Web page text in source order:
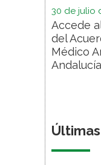
30 de julio
Accede
del
Médico
Andalucía